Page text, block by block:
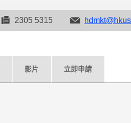
2305 5315
影片 立即申請